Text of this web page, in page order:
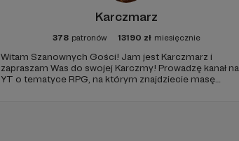
Karczmarz
378 patronów 13190 zł miesięcznie
Witam Szanownych Gości! Jam jest Karczmarz i
zapraszam Was do swojej Karczmy! Prowadzę kanał na
YT o tematyce RPG, na którym znajdziecie masę